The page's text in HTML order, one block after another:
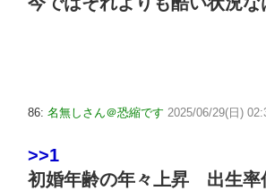
86: 名無しさん＠恐縮です 2025/06/29(日)
>>1
初婚年齢の年々上昇 出生